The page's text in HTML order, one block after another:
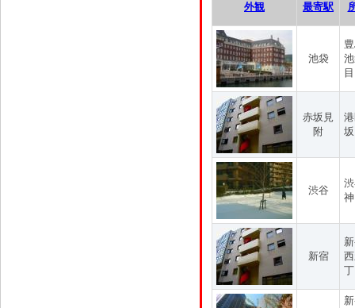
外観 最寄駅
池袋
赤坂見
附
渋谷
新宿